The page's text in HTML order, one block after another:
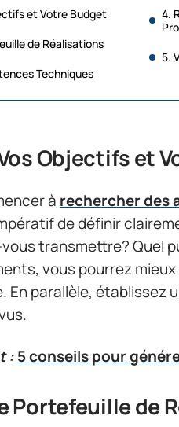
et Votre Budget
de Réalisations
Techniques
4.
5.
Objectifs et
à rechercher des
de définir
transmettre? Quel
vous pourrez
En parallèle,
:5 conseils pour
Portefeuille de